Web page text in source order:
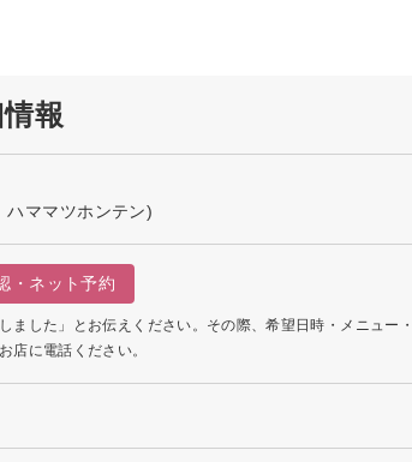
報
ママツホンテン)
・ネット予約
ました」とお伝えください。その際、希望日時・メニュー
店に電話ください。